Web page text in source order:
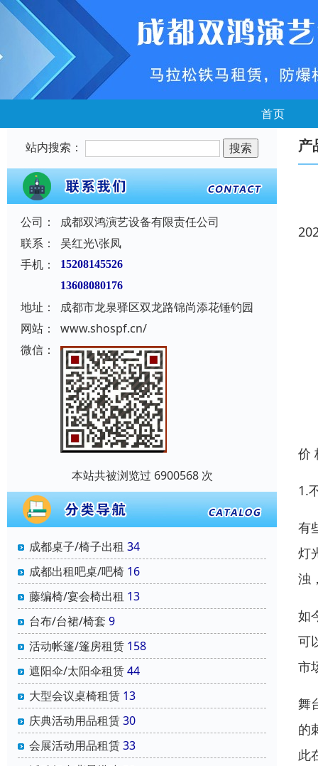
首页
站内搜索：
公司：
成都双鸿演艺设备有限责任公司
联系：
吴红光\张凤
手机：
15208145526
13608080176
地址：
成都市龙泉驿区双龙路锦尚添花锤钓园
网站：
www.shospf.cn/
微信：
本站共被浏览过 6900568 次
成都桌子/椅子出租 34
成都出租吧桌/吧椅 16
藤编椅/宴会椅出租 13
台布/台裙/椅套 9
活动帐篷/篷房租赁 158
遮阳伞/太阳伞租赁44
大型会议桌椅租赁 13
庆典活动用品租赁30
会展活动用品租赁33
产
价
1.
有
灯
浊
如
可
市
舞
的
此